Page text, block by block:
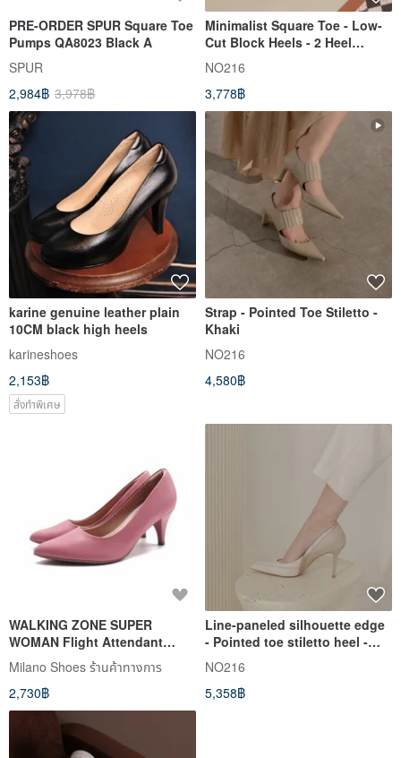
PRE-ORDER SPUR Square Toe
Pumps QA8023 Black A
SPUR
2,984฿ 3,978฿
Minimalist Square Toe - Low-
Cut Block Heels - 2 Heel
Heights - Black
NO216
3,778฿
karine genuine leather plain
10CM black high heels
karineshoes
2,153฿
สั่งทำพิเศษ
Strap - Pointed Toe Stiletto -
Khaki
NO216
4,580฿
WALKING ZONE SUPER
WOMAN Flight Attendant
Series Pointed Toe Fashion
Classic Heels Women's Shoes
- Pink
Milano Shoes ร้านค้าทางการ
2,730฿
Line-paneled silhouette edge
- Pointed toe stiletto heel -
White
NO216
5,358฿